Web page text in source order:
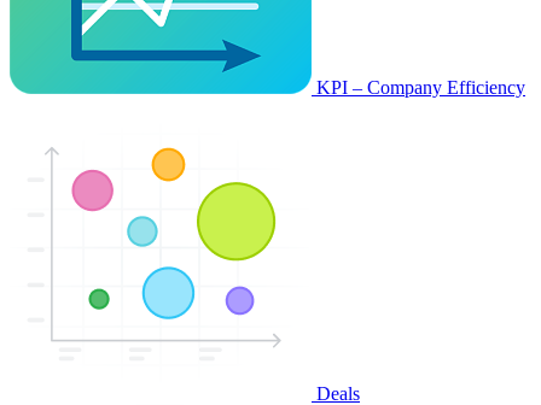
KPI – Company Efficiency
Deals